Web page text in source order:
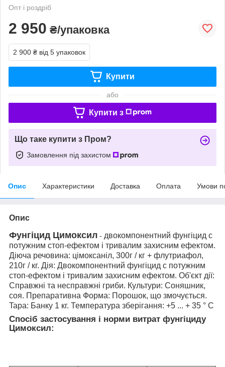
Опт і роздріб
2 950 ₴/упаковка
2 900 ₴ від 5 упаковок
Купити
або
Купити з
Що таке купити з Пром?
Замовлення під захистом
Опис Характеристики Доставка Оплата Умови
Опис
Фунгіцид Цимоксил - двокомпонентний фунгіцид c
потужним стоп-ефектом і тривалим захисним ефектом.
Діюча речовина: цімоксаніл, 300г / кг + флутриафол,
210г / кг. Дія: Двокомпонентний фунгіцид c потужним
стоп-ефектом і тривалим захисним ефектом. Об'єкт дії:
Справжні та несправжні гриби. Культури: Соняшник,
соя. Препаративна Форма: Порошок, що змочується.
Tapa: Банку 1 кг. Температура зберігання: +5 ... + 35 ° C
Спосіб застосування і норми витрат фунгіциду
Цимоксил: